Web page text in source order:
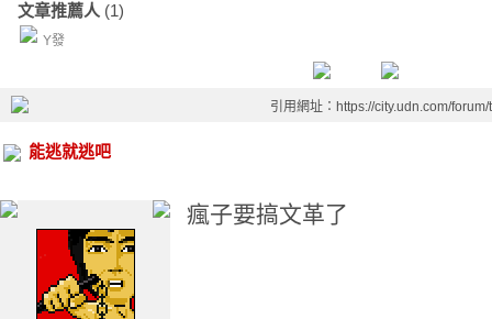
文章推薦人 (1)
Y發
引用網址：https://city.udn.com/
能逃就逃吧
瘋子要搞文革了